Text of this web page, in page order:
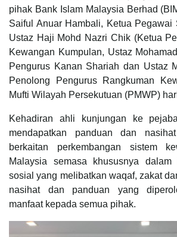
pihak Bank Islam Malaysia Berhad
Saiful Anuar Hambali, Ketua Pegawai
Ustaz Haji Mohd Nazri Chik (Ketua
Kewangan Kumpulan, Ustaz
Pengurus Kanan Shariah dan Ustaz
Penolong Pengurus Rangkuman
Mufti Wilayah Persekutuan (PMWP)
Kehadiran ahli kunjungan ke
mendapatkan panduan dan
berkaitan perkembangan sistem
Malaysia semasa khususnya dalam
sosial yang melibatkan waqaf, zakat
nasihat dan panduan yang
manfaat kepada semua pihak.